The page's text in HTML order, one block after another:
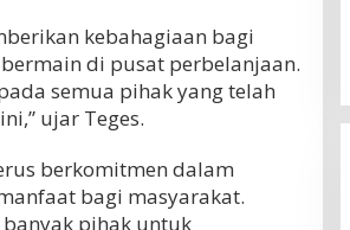
kebahagiaan bagi
di pusat perbelanjaan.
semua pihak yang telah
ujar Teges.
berkomitmen dalam
bagi masyarakat.
pihak untuk